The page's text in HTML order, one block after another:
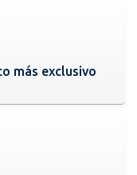
más exclusivo